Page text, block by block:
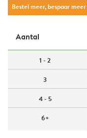
Bestel meer, bespaar meer
Aantal
1 - 2
3
4 - 5
6+